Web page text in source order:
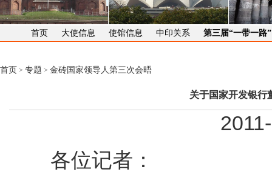
首页 大使信息 使馆信息 中印关系 第三届“一带一路
首页 > 专题 > 金砖国家领导人第三次会晤
关于国家开发银行
各位记者：